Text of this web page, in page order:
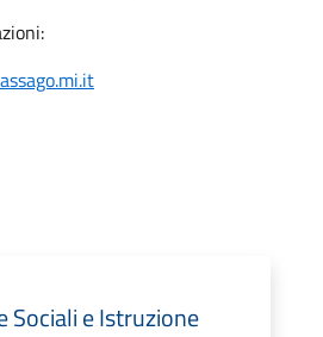
Sociali e Istruzione